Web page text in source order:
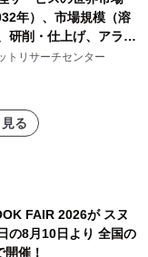
年）、市場規模（溶
研削・仕上げ、アライ
）・分析レポートを発
トリサーチセンター
る
FAIR 2026が スヌ
の8月10日より 全国の
催！